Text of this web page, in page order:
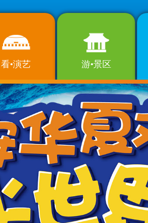
看•演艺 游•景区